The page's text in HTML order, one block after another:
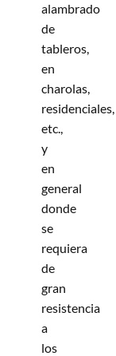
alambrado
de
tableros,
en
charolas,
residenciales,
etc.,
y
en
general
donde
se
requiera
de
gran
resistencia
a
los